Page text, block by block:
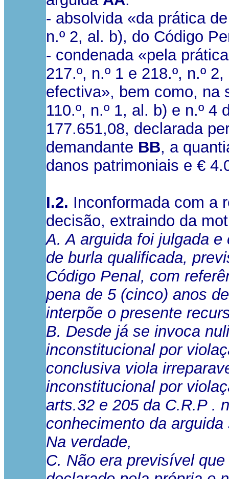
- absolvida «da prática
n.º 2, al. b), do Código
- condenada «pela
217.º, n.º 1 e 218.º, n.º
efectiva», bem como, na
110.º, n.º 1, al. b) e n.º
177.651,08, declarada
demandante BB, a
danos patrimoniais e €
I.2. Inconformada com a
decisão, extraindo da
A. A arguida foi julgada
de burla qualificada,
Código Penal, com
pena de 5 (cinco) anos
interpõe o presente
B. Desde já se invoca
inconstitucional por
conclusiva viola
inconstitucional por
arts.32 e 205 da C.R.P .
conhecimento da
Na verdade,
C. Não era previsível